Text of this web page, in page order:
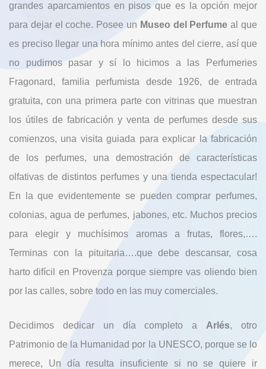
grandes aparcamientos en pisos que es la opción mejor
para dejar el coche. Posee un Museo del Perfume al que
es preciso llegar una hora mínimo antes del cierre, así que
no pudimos pasar y sí lo hicimos a las Perfumeries
Fragonard, familia perfumista desde 1926, de entrada
gratuita, con una primera parte con vitrinas que muestran
los útiles de fabricación y venta de perfumes desde sus
comienzos, una visita guiada para explicar la fabricación
de los perfumes, una demostración de características
olfativas de distintos perfumes y una tienda espectacular!
En la que evidentemente se pueden comprar perfumes,
colonias, agua de perfumes, jabones, etc. Muchos precios
para elegir y muchísimos aromas a frutas, flores,….
Terminas con la pituitaria….que debe descansar, cosa
harto difícil en Provenza porque siempre vas oliendo bien
por las calles, sobre todo en las muy comerciales.
Decidimos dedicar un día completo a Arlés, otro
Patrimonio de la Humanidad por la UNESCO, porque se lo
merece, Un día resulta insuficiente si no se quiere ir